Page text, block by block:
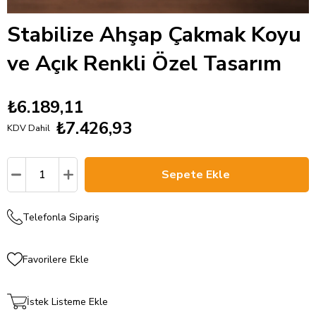
Stabilize Ahşap Çakmak Koyu
ve Açık Renkli Özel Tasarım
₺6.189,11
KDV Dahil ₺7.426,93
Telefonla Sipariş
Favorilere Ekle
İstek Listeme Ekle